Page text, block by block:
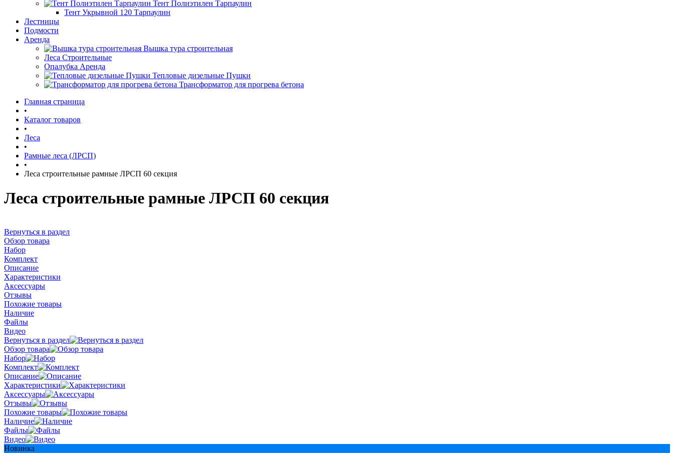
Тент Полиэтилен Тарпаулин
Тент Укрывной 120 Тарпаулин
Лестницы
Подмости
Аренда
Вышка тура строительная
Леса Строительные
Опалубка Аренда
Тепловые дизельные Пушки
Трансформатор для прогрева бетона
Главная страница
•
Каталог товаров
•
Леса
•
Рамные леса (ЛРСП)
•
Леса строительные рамные ЛРСП 60 секция
Леса строительные рамные ЛРСП 60 секция
Вернуться в раздел
Обзор товара
Набор
Комплект
Описание
Характеристики
Аксессуары
Отзывы
Похожие товары
Наличие
Файлы
Видео
Вернуться в раздел
Обзор товара
Набор
Комплект
Описание
Характеристики
Аксессуары
Отзывы
Похожие товары
Наличие
Файлы
Видео
Новинка